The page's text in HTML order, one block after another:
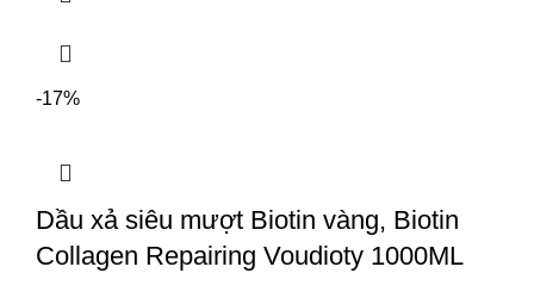
-17%
Dầu xả siêu mượt Biotin vàng, Biotin
Collagen Repairing Voudioty 1000ML